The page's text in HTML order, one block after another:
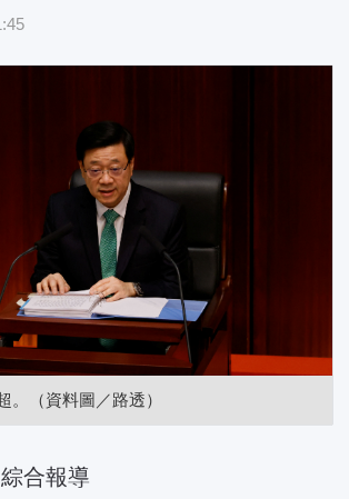
（資料圖／路透）
合報導